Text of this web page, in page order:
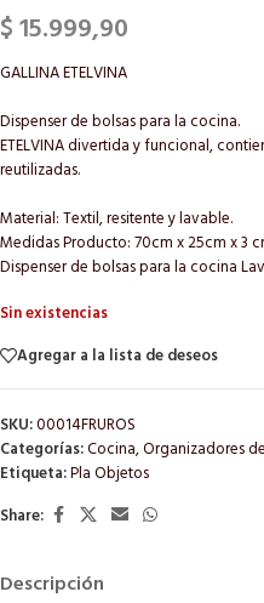
$15.999,90
GALLINA ETELVINA
Dispenser de bolsas para la cocina.
ETELVINA divertida y funcional,
reutilizadas.
Material: Textil, resitente y lavable.
Medidas Producto: 70cm x 25cm x 3
Dispenser de bolsas para la cocina
Sin existencias
Agregar a la lista de deseos
SKU:00014FRUROS
Categorías:Cocina,Organizadores
Etiqueta:Pla Objetos
Share:
Descripción